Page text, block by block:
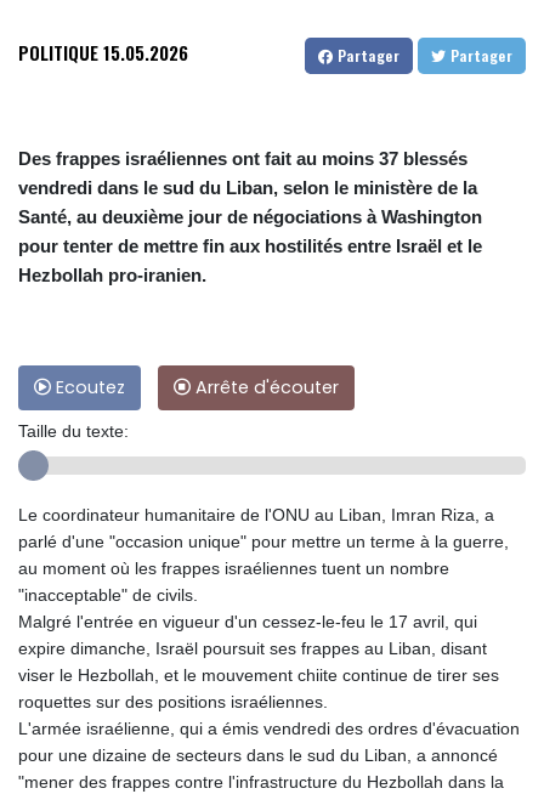
POLITIQUE15.05.2026 Partager Partager
Des frappes israéliennes ont fait au moins 37 blessés
vendredi dans le sud du Liban, selon le ministère de la
Santé, au deuxième jour de négociations à Washington
pour tenter de mettre fin aux hostilités entre Israël et le
Hezbollah pro-iranien.
Ecoutez Arrête d'écouter
Taille du texte:
Le coordinateur humanitaire de l'ONU au Liban, Imran Riza, a
parlé d'une "occasion unique" pour mettre un terme à la guerre,
au moment où les frappes israéliennes tuent un nombre
"inacceptable" de civils.
Malgré l'entrée en vigueur d'un cessez-le-feu le 17 avril, qui
expire dimanche, Israël poursuit ses frappes au Liban, disant
viser le Hezbollah, et le mouvement chiite continue de tirer ses
roquettes sur des positions israéliennes.
L'armée israélienne, qui a émis vendredi des ordres d'évacuation
pour une dizaine de secteurs dans le sud du Liban, a annoncé
"mener des frappes contre l'infrastructure du Hezbollah dans la